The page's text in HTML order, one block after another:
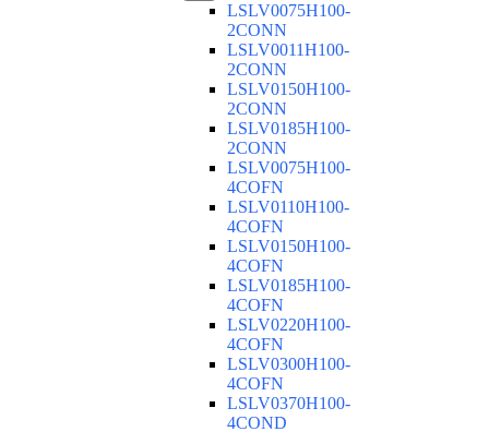
LSLV0075H100-
2CONN
LSLV0011H100-
2CONN
LSLV0150H100-
2CONN
LSLV0185H100-
2CONN
LSLV0075H100-
4COFN
LSLV0110H100-
4COFN
LSLV0150H100-
4COFN
LSLV0185H100-
4COFN
LSLV0220H100-
4COFN
LSLV0300H100-
4COFN
LSLV0370H100-
4COND